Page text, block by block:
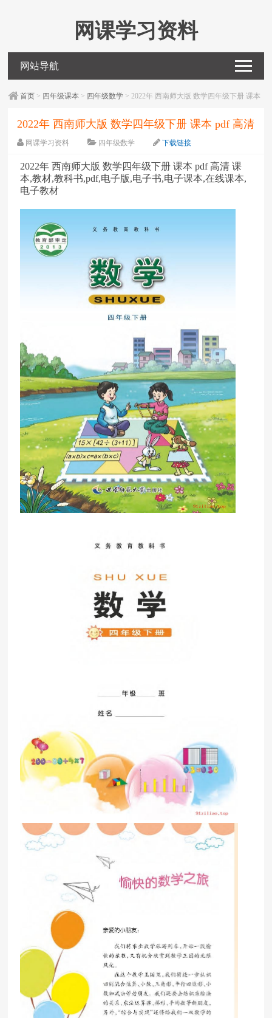
网课学习资料
网站导航
首页 > 四年级课本 > 四年级数学 > 2022年 西南师大版 数学四年级下册 课本
2022年 西南师大版 数学四年级下册 课本 pdf 高清
网课学习资料 四年级数学
下载链接
2022年 西南师大版 数学四年级下册 课本 pdf 高清 课
本,教材,教科书,pdf,电子版,电子书,电子课本,在线课本,
电子教材